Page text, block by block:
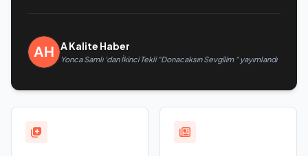
A Kalite Haber
Yonca Samlı ‘dan İkinci Tekli “Donacaksın Sevgilim “ yayımlandı